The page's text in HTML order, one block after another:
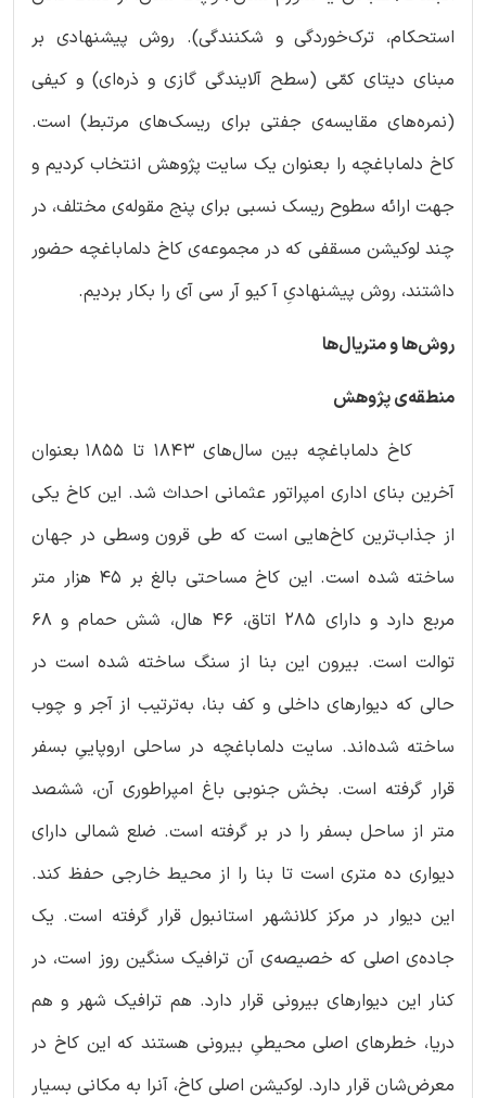
استحکام، ترک‌خوردگی و شکنندگی). روش پیشنهادی بر
مبنای دیتای کمّی (سطح آلایندگی گازی و ذره‌ای) و کیفی
(نمره‌های مقایسه‌ی جفتی برای ریسک‌های مرتبط) است.
کاخ دلماباغچه را بعنوان یک سایت پژوهش انتخاب کردیم و
جهت ارائه سطوح ریسک نسبی برای پنج مقوله‌ی مختلف، در
چند لوکیشن مسقفی که در مجموعه‌ی کاخ دلماباغچه حضور
داشتند، روش پیشنهادیِ آ کیو آر سی آی را بکار بردیم.
روش‌ها و متریال‌ها
منطقه‌ی پژوهش
کاخ دلماباغچه بین سال‌‌های 1843 تا 1855 بعنوان
آخرین بنای اداری امپراتور عثمانی احداث شد. این کاخ یکی
از جذاب‌ترین کاخ‌هایی است که طی قرون وسطی در جهان
ساخته شده است. این کاخ مساحتی بالغ بر 45 هزار متر
مربع دارد و دارای 285 اتاق، 46 هال، شش حمام و 68
توالت است. بیرون این بنا از سنگ ساخته شده است در
حالی که دیوارهای داخلی و کف بنا، به‌ترتیب از آجر و چوب
ساخته شده‌اند. سایت دلماباغچه در ساحلی اروپاییِ بسفر
قرار گرفته است. بخش جنوبی باغ امپراطوری آن، ششصد
متر از ساحل بسفر را در بر گرفته است. ضلع شمالی دارای
دیواری ده متری است تا بنا را از محیط خارجی حفظ کند.
این دیوار در مرکز کلانشهر استانبول قرار گرفته است. یک
جاده‌ی اصلی که خصیصه‌ی آن ترافیک سنگین روز است، در
کنار این دیوارهای بیرونی قرار دارد. هم ترافیک شهر و هم
دریا، خطرهای اصلی محیطیِ بیرونی هستند که این کاخ در
معرض‌شان قرار دارد. لوکیشن اصلی کاخ، آنرا به مکانی بسیار